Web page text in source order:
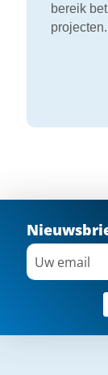
bereik
projecten.